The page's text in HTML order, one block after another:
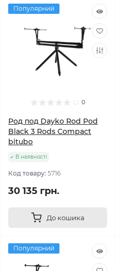
Популярний
0
Род под Dayko Rod Pod
Black 3 Rods Compact
bitubo
В наявності
Код товару: 5716
30 135 грн.
До кошика
Популярний